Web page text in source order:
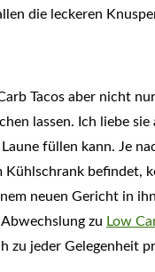
die leckeren
Tacos aber nicht
lassen. Ich liebe sie
füllen kann. Je
Kühlschrank befindet,
neuen Gericht in
zu Low
zu jeder Gelegenheit